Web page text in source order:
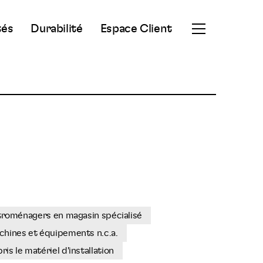
Durabilité Espace Client
Ouvrir
en magasin spécialisé
et équipements n.c.a.
le matériel d'installation